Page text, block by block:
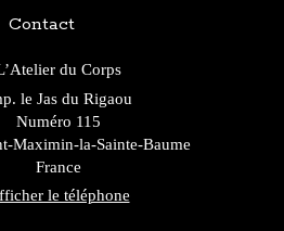
Contact
du Corps
le Jas du Rigaou
Numéro 115
Maximin-la-Sainte-Baume
France
le téléphone